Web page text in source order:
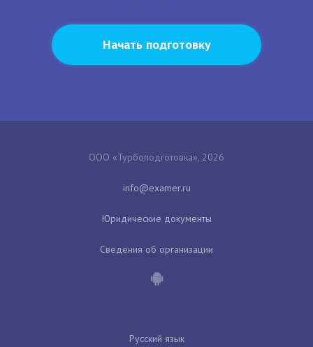
Начать подготовку
ООО «Турбоподготовка», 2026
Юридические документы
Сведения об организации
Русский язык